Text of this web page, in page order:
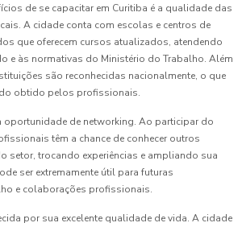
de se capacitar em Curitiba é a qualidade das
A cidade conta com escolas e centros de
que oferecem cursos atualizados, atendendo
e às normativas do Ministério do Trabalho. Além
são reconhecidas nacionalmente, o que
obtido pelos profissionais.
de networking. Ao participar do
têm a chance de conhecer outros
setor, trocando experiências e ampliando sua
ser extremamente útil para futuras
e colaborações profissionais.
por sua excelente qualidade de vida. A cidade